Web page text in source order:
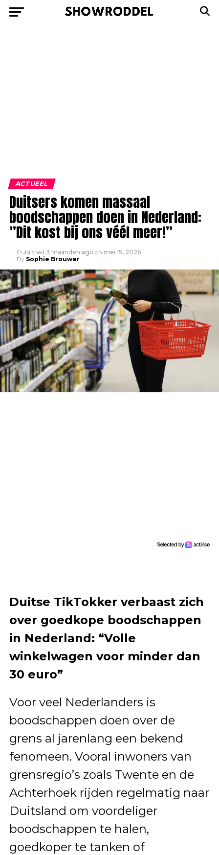
ACTUEEL
Duitsers komen massaal
boodschappen doen in Nederland:
”Dit kost bij ons véél meer!”
Published 3 maanden ago on mei 15, 2026
By Sophie Brouwer
Duitse TikTokker verbaast zich
over goedkope boodschappen
in Nederland: “Volle
winkelwagen voor minder dan
30 euro”
Voor veel Nederlanders is
boodschappen doen over de
grens al jarenlang een bekend
fenomeen. Vooral inwoners van
grensregio’s zoals Twente en de
Achterhoek rijden regelmatig naar
Duitsland om voordeliger
boodschappen te halen,
goedkoper te tanken of